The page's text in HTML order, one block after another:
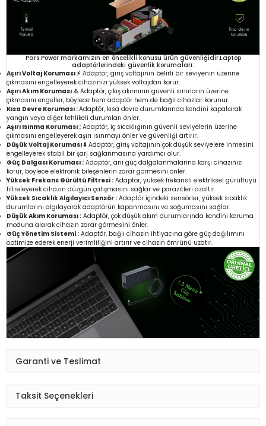
Pars Power markamızın en öncelikli konusu ürün güvenliğidir.Laptop
adaptörlerindeki güvenlik korumaları:
Aşırı Voltaj Koruması ⚡ Adaptör, giriş voltajının belirli bir seviyenin üzerine
çıkmasını engelleyerek cihazınızı yüksek voltajdan korur.
Aşırı Akım Koruması ⚠️Adaptör, çıkış akımının güvenli sınırların üzerine
çıkmasını engeller, böylece hem adaptör hem de bağlı cihazlar korunur.
Kısa Devre Koruması :Adaptör, kısa devre durumlarında kendini kapatarak
yangın veya diğer tehlikeli durumları önler.
Aşırı Isınma Koruması : Adaptör, iç sıcaklığının güvenli seviyelerin üzerine
çıkmasını engelleyerek aşırı ısınmayı önler ve güvenliği artırır.
Düşük Voltaj Koruması ⬇️ Adaptör, giriş voltajının çok düşük seviyelere inmesini
engelleyerek stabil bir şarj sağlanmasına yardımcı olur.
Güç Dalgası Koruması : Adaptör, ani güç dalgalanmalarına karşı cihazınızı
korur, böylece elektronik bileşenlerin zarar görmesini önler.
Yüksek Frekans Gürültü Filtresi : Adaptör, yüksek frekanslı elektriksel gürültüyü
filtreleyerek cihazın düzgün çalışmasını sağlar ve parazitleri azaltır.
Yüksek Sıcaklık Algılayıcı Sensör : Adaptör içindeki sensörler, yüksek sıcaklık
durumlarını algılayarak adaptörün kapanmasını ve soğumasını sağlar.
Düşük Akım Koruması : Adaptör, çok düşük akım durumlarında kendini koruma
moduna alarak cihazın zarar görmesini önler.
Güç Yönetim Sistemi : Adaptör, bağlı cihazın ihtiyacına göre güç dağılımını
optimize ederek enerji verimliliğini artırır ve cihazın ömrünü uzatır.
Garanti ve Teslimat
Taksit Seçenekleri